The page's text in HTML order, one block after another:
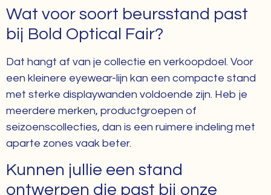
Wat voor soort beursstand past
bij Bold Optical Fair?
Dat hangt af van je collectie en verkoopdoel. Voor
een kleinere eyewear-lijn kan een compacte stand
met sterke displaywanden voldoende zijn. Heb je
meerdere merken, productgroepen of
seizoenscollecties, dan is een ruimere indeling met
aparte zones vaak beter.
Kunnen jullie een stand
ontwerpen die past bij onze